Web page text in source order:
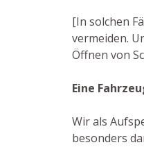
[In solchen
vermeiden.
Öffnen von
Eine
Wir als
besonders